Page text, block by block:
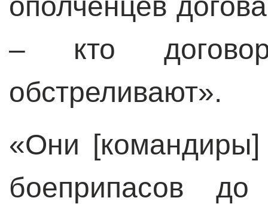
– кто
обстреливают».
«Они
боеприпасов